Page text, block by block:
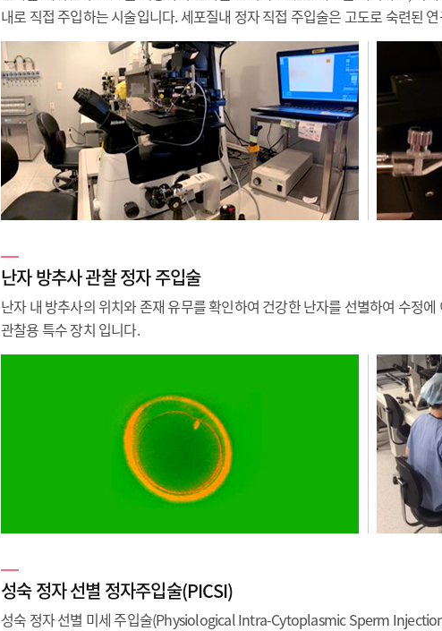
내로 직접 주입하는 시술입니다. 세포질내 정자 직접 주입술은 고도로 숙련된
난자 방추사 관찰 정자 주입술
난자 내 방추사의 위치와 존재 유무를 확인하여 건강한 난자를 선별하여 수정
관찰용 특수 장치 입니다.
성숙 정자 선별 정자주입술(PICSI)
성숙 정자 선별 미세 주입술(Physiological Intra-Cytoplasmic Sperm